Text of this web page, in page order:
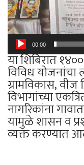
00:00
या शिबिरात
विविध
ग्रामविकास,
विभागांच्या
नागरिकांना
यामुळे शासन व
व्यक्त करण्यात